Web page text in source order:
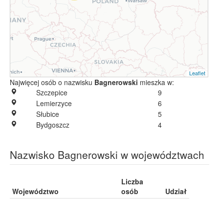
Leaflet
Najwięcej osób o nazwisku Bagnerowski mieszka w:
Szczepice
9
Lemierzyce
6
Słubice
5
Bydgoszcz
4
Nazwisko Bagnerowski w województwach
Województwo
Liczba
osób
Udział